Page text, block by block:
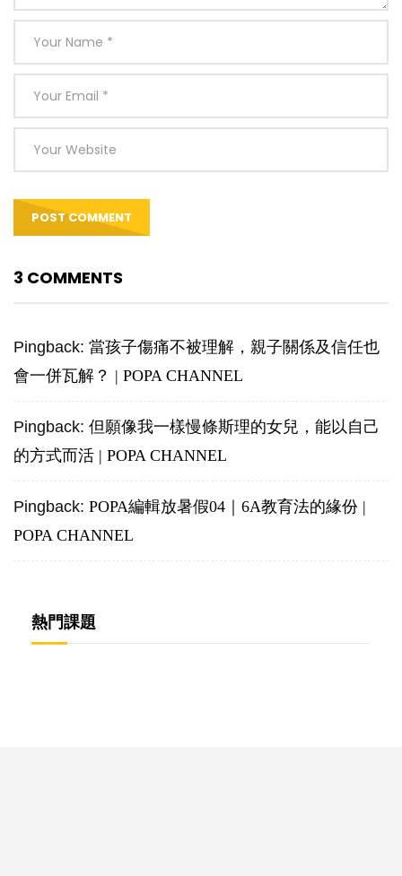
3 COMMENTS
Pingback: 當孩子傷痛不被理解，親子關係及信任也
會一併瓦解？ | POPA CHANNEL
Pingback: 但願像我一樣慢條斯理的女兒，能以自己
的方式而活 | POPA CHANNEL
Pingback: POPA編輯放暑假04｜6A教育法的緣份 |
POPA CHANNEL
熱門課題